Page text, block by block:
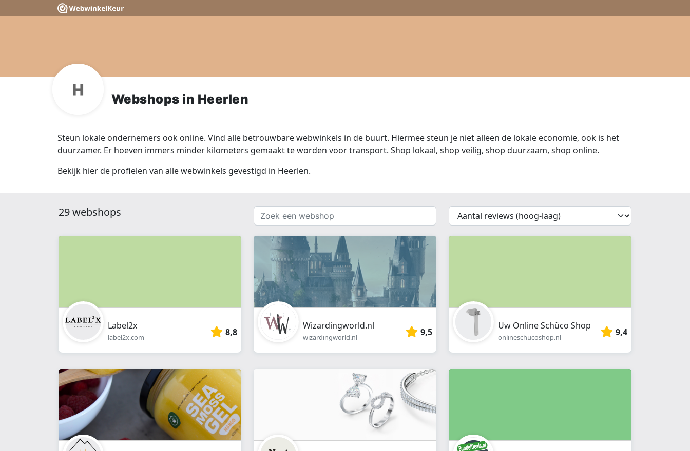
Webshops in Heerlen
Steun lokale ondernemers ook online. Vind alle betrouwbare webwinkels in de buurt. Hiermee steun je niet alleen de lokale economie, ook is het
duurzamer. Er hoeven immers minder kilometers gemaakt te worden voor transport. Shop lokaal, shop veilig, shop duurzaam, shop online.
Bekijk hier de profielen van alle webwinkels gevestigd in Heerlen.
29 webshops
Zoek
een
webshop
{{
__('Sort')
}}
Label2x
label2x.com 8,8
Wizardingworld.nl
wizardingworld.nl 9,5
Uw Online Schüco Shop
onlineschucoshop.nl 9,4